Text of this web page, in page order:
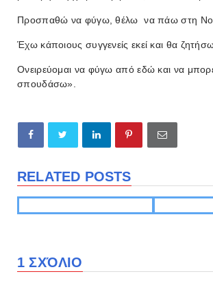
Προσπαθώ να φύγω, θέλω να πάω στη
Έχω κάποιους συγγενείς εκεί και θα
Ονειρεύομαι να φύγω από εδώ και να
σπουδάσω».
RELATED POSTS
1 ΣΧΌΛΙΟ